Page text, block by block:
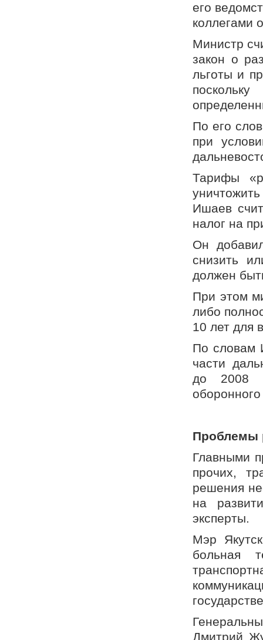
его
коллегами
Министр
закон о
льготы и
По его
при
Тарифы
Ишаев
налог на
Он
снизить
должен
При этом
либо
10 лет для
По словам
части
до 2008
Проблемы
Главными
прочих,
решения
на
эксперты.
Мэр
больная
Дмитрий